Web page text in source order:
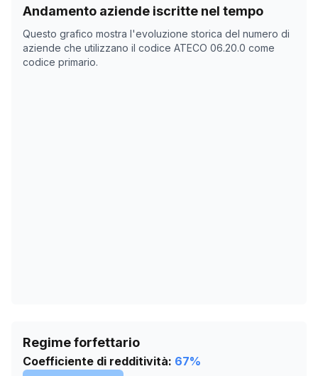
Andamento aziende iscritte nel tempo
Questo grafico mostra l'evoluzione storica del numero di
aziende che utilizzano il codice ATECO 06.20.0 come
codice primario.
Storico numero di aziende con codice ATECO
Data rilevazione
09/05/2025
0
24/06/2025
Regime forfettario
Coefficiente di redditività: 67%